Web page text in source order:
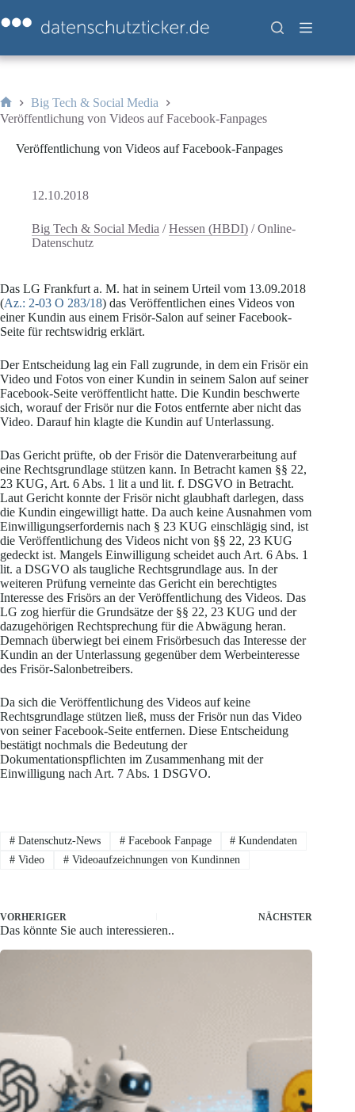
Inhalt
springen
Start
Big Tech & Social Media
Veröffentlichung von Videos auf Facebook-Fanpages
Veröffentlichung von Videos auf Facebook-Fanpages
12.10.2018
Big Tech & Social Media /Hessen (HBDI) /Online-
Datenschutz
Das LG Frankfurt a. M. hat in seinem Urteil vom 13.09.2018
(Az.: 2-03 O 283/18) das Veröffentlichen eines Videos von
einer Kundin aus einem Frisör-Salon auf seiner Facebook-
Seite für rechtswidrig erklärt.
Der Entscheidung lag ein Fall zugrunde, in dem ein Frisör ein
Video und Fotos von einer Kundin in seinem Salon auf seiner
Facebook-Seite veröffentlicht hatte. Die Kundin beschwerte
sich, worauf der Frisör nur die Fotos entfernte aber nicht das
Video. Darauf hin klagte die Kundin auf Unterlassung.
Das Gericht prüfte, ob der Frisör die Datenverarbeitung auf
eine Rechtsgrundlage stützen kann. In Betracht kamen §§ 22,
23 KUG, Art. 6 Abs. 1 lit a und lit. f. DSGVO in Betracht.
Laut Gericht konnte der Frisör nicht glaubhaft darlegen, dass
die Kundin eingewilligt hatte. Da auch keine Ausnahmen vom
Einwilligungserfordernis nach § 23 KUG einschlägig sind, ist
die Veröffentlichung des Videos nicht von §§ 22, 23 KUG
gedeckt ist. Mangels Einwilligung scheidet auch Art. 6 Abs. 1
lit. a DSGVO als taugliche Rechtsgrundlage aus. In der
weiteren Prüfung verneinte das Gericht ein berechtigtes
Interesse des Frisörs an der Veröffentlichung des Videos. Das
LG zog hierfür die Grundsätze der §§ 22, 23 KUG und der
dazugehörigen Rechtsprechung für die Abwägung heran.
Demnach überwiegt bei einem Frisörbesuch das Interesse der
Kundin an der Unterlassung gegenüber dem Werbeinteresse
des Frisör-Salonbetreibers.
Da sich die Veröffentlichung des Videos auf keine
Rechtsgrundlage stützen ließ, muss der Frisör nun das Video
von seiner Facebook-Seite entfernen. Diese Entscheidung
bestätigt nochmals die Bedeutung der
Dokumentationspflichten im Zusammenhang mit der
Einwilligung nach Art. 7 Abs. 1 DSGVO.
#Datenschutz-News #Facebook Fanpage # Kundendaten
#Video #Videoaufzeichnungen von Kundinnen
VORHERIGER NÄCHSTER
Das könnte Sie auch interessieren..